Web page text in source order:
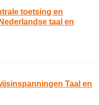
toetsing en
taal en
Taal en